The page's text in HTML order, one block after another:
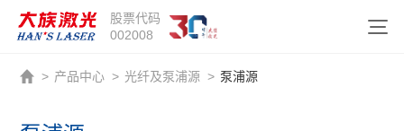
股票代码
002008
> 产品中心 > 光纤及泵浦源 > 泵浦源